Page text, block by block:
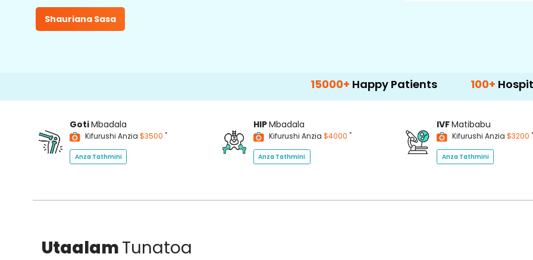
Shauriana Sasa
Happy Patients 100+ Hospitals &
GotiMbadala
Kifurushi Anzia $3500 *
Anza Tathmini
HIPMbadala
Kifurushi Anzia $4000 *
Anza Tathmini
IVFMatibabu
Kifurushi Anzia $3200 *
Anza Tathmini
UtaalamTunatoa